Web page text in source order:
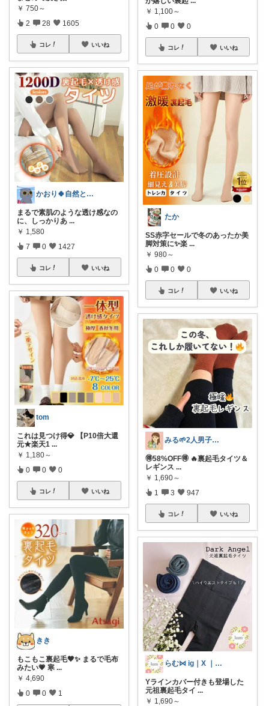
￥ 750～
2 28 1605
コレ いいね
かおり🍀自然とやさしい暮らし🐑🍀
まるで素肌のような透け感なの
に、しっかりあ ...
￥ 1,580
7 0 1427
コレ いいね
tom
これは見つけ得💎 【P10倍大還
元★楽天1 ...
￥ 1,180～
0 0 0
コレ いいね
きき
もこもこ裏起毛🖤✨ まるで毛布
みたい💗 寒 ...
￥ 4,690
0 0 1
￥ 1,100～
0 0 0
コレ いいね
たか
SS赤字セールで冬のあったか美
脚対策に✨楽 ...
￥ 980～
0 0 0
コレ いいね
みる🌱2人男子ママ👦👦
🉐58%OFF🉐 🔥裏起毛タイツ＆
レギンス ...
￥ 1,690～
1 3 947
コレ いいね
らむ⋈ ig｜X ｜🍋｜ameblo
Yラインカバー付きも登場した
元祖裏起毛タイ ...
￥ 1,690～